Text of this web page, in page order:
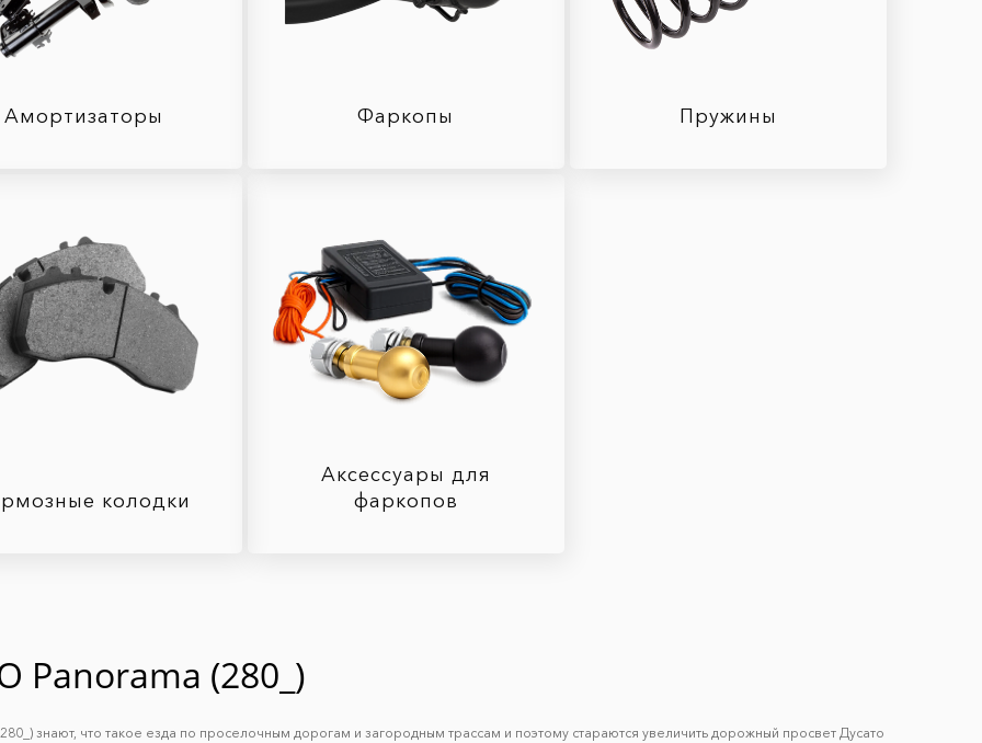
Амортизаторы Фаркопы Пружины
колодки
Аксессуары для
фаркопов
Panorama (280_)
знают, что такое езда по проселочным дорогам и загородным трассам и поэтому стараются увеличить дорожный просвет Дуcато